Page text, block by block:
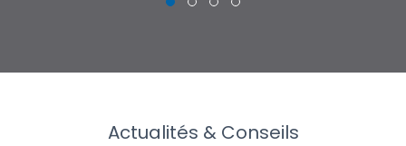
Actualités & Conseils